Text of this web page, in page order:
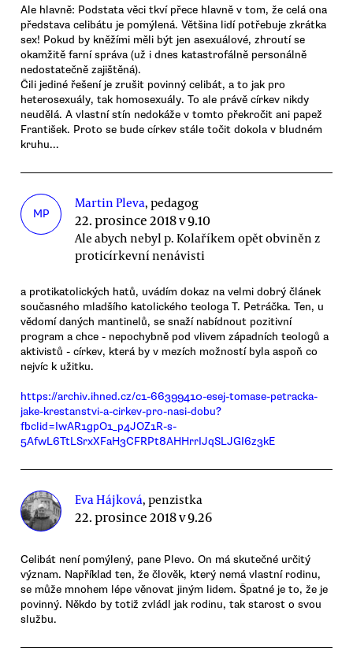
Ale hlavně: Podstata věci tkví přece hlavně v tom, že celá ona
představa celibátu je pomýlená. Většina lidí potřebuje zkrátka
sex! Pokud by kněžími měli být jen asexuálové, zhroutí se
okamžitě farní správa (už i dnes katastrofálně personálně
nedostatečně zajištěná).
Čili jediné řešení je zrušit povinný celibát, a to jak pro
heterosexuály, tak homosexuály. To ale právě církev nikdy
neudělá. A vlastní stín nedokáže v tomto překročit ani papež
František. Proto se bude církev stále točit dokola v bludném
kruhu...
MP
Martin Pleva, pedagog
22. prosince 2018 v 9.10
Ale abych nebyl p. Kolaříkem opět obviněn z
proticírkevní nenávisti
a protikatolických hatů, uvádím dokaz na velmi dobrý článek
současného mladšího katolického teologa T. Petráčka. Ten, u
vědomí daných mantinelů, se snaží nabídnout pozitivní
program a chce - nepochybně pod vlivem západních teologů a
aktivistů - církev, která by v mezích možností byla aspoň co
nejvíc k užitku.
https://archiv.ihned.cz/c1-66399410-esej-tomase-petracka-
jake-krestanstvi-a-cirkev-pro-nasi-dobu?
fbclid=IwAR1gpO1_p4JOZ1R-s-
5AfwL6TtLSrxXFaH3CFRPt8AHHrrIJqSLJGI6z3kE
Eva Hájková, penzistka
22. prosince 2018 v 9.26
Celibát není pomýlený, pane Plevo. On má skutečné určitý
význam. Například ten, že člověk, který nemá vlastní rodinu,
se může mnohem lépe věnovat jiným lidem. Špatné je to, že je
povinný. Někdo by totiž zvládl jak rodinu, tak starost o svou
službu.